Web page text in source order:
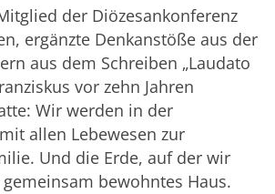
der Diözesankonferenz
ergänzte Denkanstöße aus der
aus dem Schreiben „Laudato
vor zehn Jahren
Wir werden in der
allen Lebewesen zur
Und die Erde, auf der wir
bewohntes Haus.